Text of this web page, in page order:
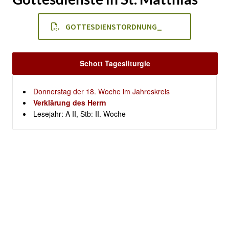
GOTTESDIENSTORDNUNG_
Schott Tagesliturgie
Donnerstag der 18. Woche im Jahreskreis
Verklärung des Herrn
Lesejahr: A II, Stb: II. Woche